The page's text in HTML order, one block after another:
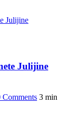
Julijine
Comments 3 min